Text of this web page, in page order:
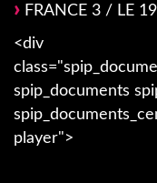
FRANCE 3 / LE
<div
spip_documents
player">